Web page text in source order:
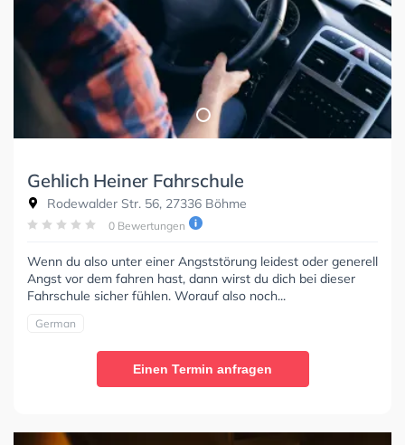
Gehlich Heiner Fahrschule
Rodewalder Str. 56, 27336 Böhme
0 Bewertungen
Wenn du also unter einer Angststörung leidest oder generell
Angst vor dem fahren hast, dann wirst du dich bei dieser
Fahrschule sicher fühlen. Worauf also noch...
German
Einen Termin anfragen